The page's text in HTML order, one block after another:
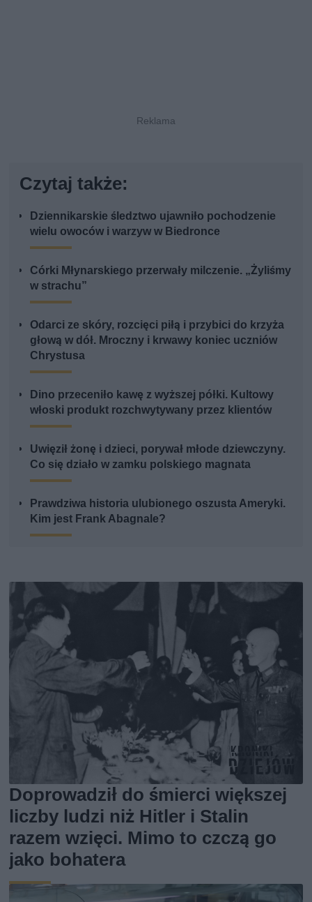
Czytaj także:
Dziennikarskie śledztwo ujawniło pochodzenie
wielu owoców i warzyw w Biedronce
Córki Młynarskiego przerwały milczenie. „Żyliśmy
w strachu”
Odarci ze skóry, rozcięci piłą i przybici do krzyża
głową w dół. Mroczny i krwawy koniec uczniów
Chrystusa
Dino przeceniło kawę z wyższej półki. Kultowy
włoski produkt rozchwytywany przez klientów
Uwięził żonę i dzieci, porywał młode dziewczyny.
Co się działo w zamku polskiego magnata
Prawdziwa historia ulubionego oszusta Ameryki.
Kim jest Frank Abagnale?
Doprowadził do śmierci większej
liczby ludzi niż Hitler i Stalin
razem wzięci. Mimo to czczą go
jako bohatera